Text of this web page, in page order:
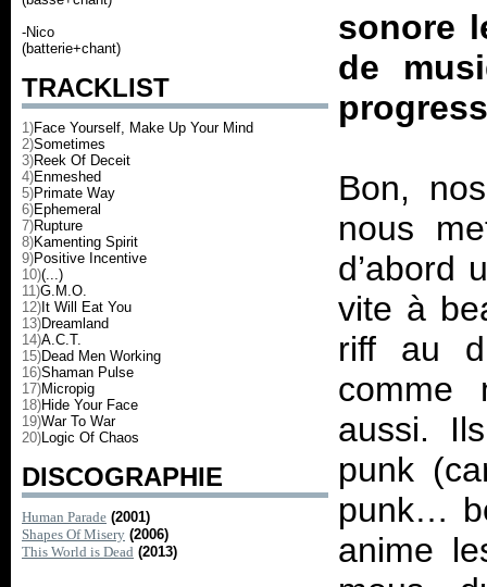
-Nico
(batterie+chant)
TRACKLIST
1)Face Yourself, Make Up Your Mind
2)Sometimes
3)Reek Of Deceit
4)Enmeshed
5)Primate Way
6)Ephemeral
7)Rupture
8)Kamenting Spirit
9)Positive Incentive
10)(...)
11)G.M.O.
12) It Will Eat You
13)Dreamland
14)A.C.T.
15)Dead Men Working
16)Shaman Pulse
17)Micropig
18)Hide Your Face
19)War To War
20)Logic Of Chaos
DISCOGRAPHIE
Human Parade (2001)
Shapes Of Misery (2006)
This World is Dead (2013)
sonore
de
Bon,
nous
d’abord
vite à
riff au
comme
aussi.
punk
punk…
anime